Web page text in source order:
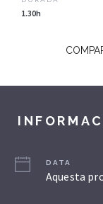
1.30h
DATA
Aquesta